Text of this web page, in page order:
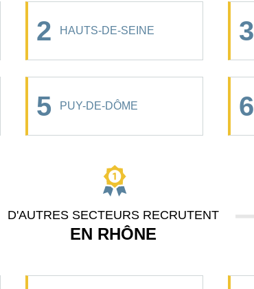
2 HAUTS-DE-SEINE 3
5 PUY-DE-DÔME 6
D'AUTRES SECTEURS RECRUTENT
EN RHÔNE